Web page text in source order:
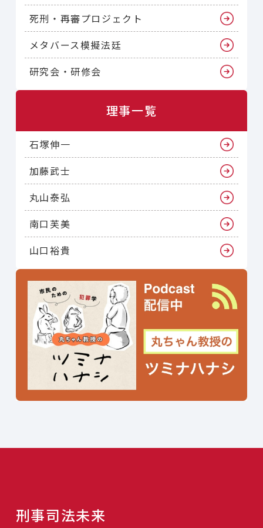
死刑・再審プロジェクト
メタバース模擬法廷
研究会・研修会
理事一覧
石塚伸一
加藤武士
丸山泰弘
南口芙美
山口裕貴
刑事司法未来